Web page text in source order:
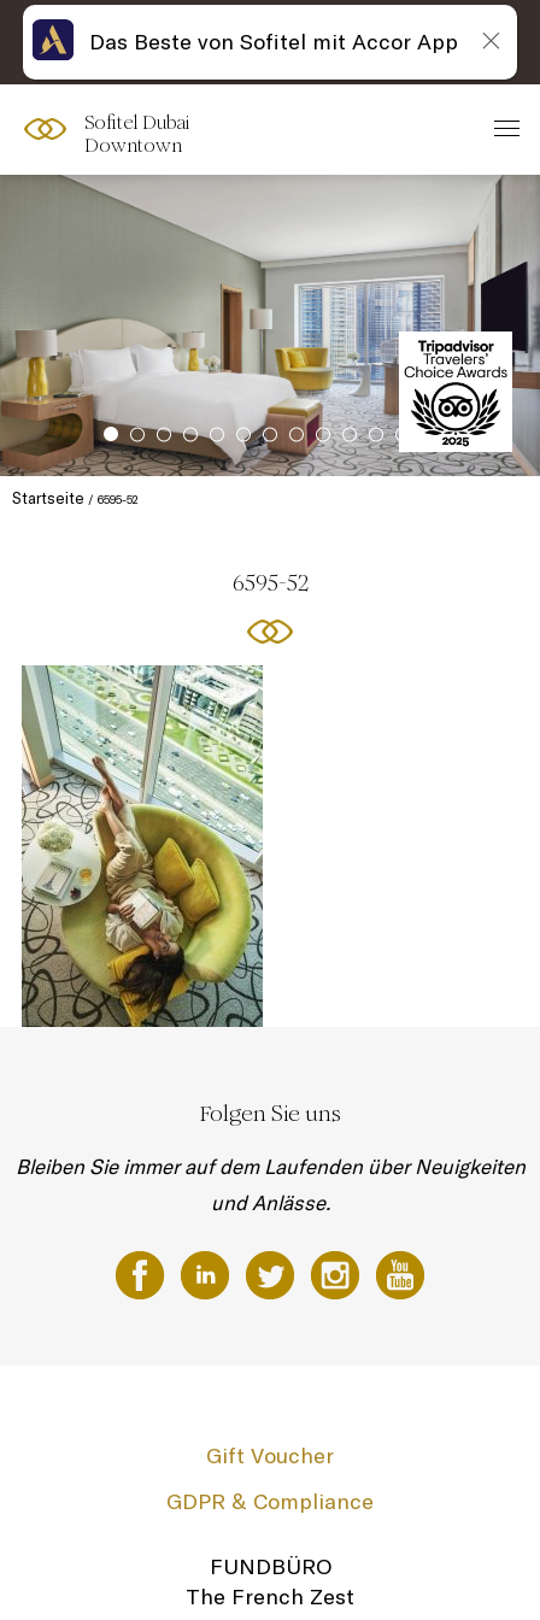
Sofitel Dubai
Downtown
Startseite 6595-52
6595-52
Folgen Sie uns
Bleiben Sie immer auf dem Laufenden über Neuigkeiten
und Anlässe.
Gift Voucher
GDPR & Compliance
FUNDBÜRO
The French Zest
Das Beste von Sofitel mit Accor App